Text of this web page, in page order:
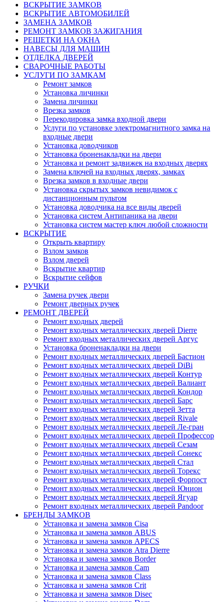
ВСКРЫТИЕ ЗАМКОВ
ВСКРЫТИЕ АВТОМОБИЛЕЙ
ЗАМЕНА ЗАМКОВ
РЕМОНТ ЗАМКОВ ЗАЖИГАНИЯ
РЕШЕТКИ НА ОКНА
НАВЕСЫ ДЛЯ МАШИН
ОТДЕЛКА ДВЕРЕЙ
СВАРОЧНЫЕ РАБОТЫ
УСЛУГИ ПО ЗАМКАМ
Ремонт замков
Установка личинки
Замена личинки
Врезка замков
Перекодировка замка входной двери
Услуги по установке электромагнитного замка на
входные двери
Установка доводчиков
Установка броненакладки на двери
Установка и ремонт задвижек на входных дверях
Замена ключей на входных дверях, замках
Врезка замков в входные двери
Установка скрытых замков невидимок с
дистанционным пультом
Установка доводчика на все виды дверей
Установка систем Антипаника на двери
Установка систем мастер ключ любой сложности
ВСКРЫТИЕ
Открыть квартиру
Взлом замков
Взлом дверей
Вскрытие квартир
Вскрытие сейфов
РУЧКИ
Замена ручек двери
Ремонт дверных ручек
РЕМОНТ ДВЕРЕЙ
Ремонт входных дверей
Ремонт входных металлических дверей Dierre
Ремонт входных металлических дверей Аргус
Установка броненакладки на двери
Ремонт входных металлических дверей Бастион
Ремонт входных металлических дверей DiBi
Ремонт входных металлических дверей Контур
Ремонт входных металлических дверей Валиант
Ремонт входных металлических дверей Кондор
Ремонт входных металлических дверей Барс
Ремонт входных металлических дверей Зетта
Ремонт входных металлических дверей Rivale
Ремонт входных металлических дверей Ле-гран
Ремонт входных металлических дверей Профессор
Ремонт входных металлических дверей Сезам
Ремонт входных металлических дверей Сонекс
Ремонт входных металлических дверей Стал
Ремонт входных металлических дверей Торекс
Ремонт входных металлических дверей Форпост
Ремонт входных металлических дверей Юнион
Ремонт входных металлических дверей Ягуар
Ремонт входных металлических дверей Pandoor
БРЕНДЫ ЗАМКОВ
Установка и замена замков Cisa
Установка и замена замков ABUS
Установка и замена замков APECS
Установка и замена замков Atra Dierre
Установка и замена замков Border
Установка и замена замков Cam
Установка и замена замков Class
Установка и замена замков Crit
Установка и замена замков Disec